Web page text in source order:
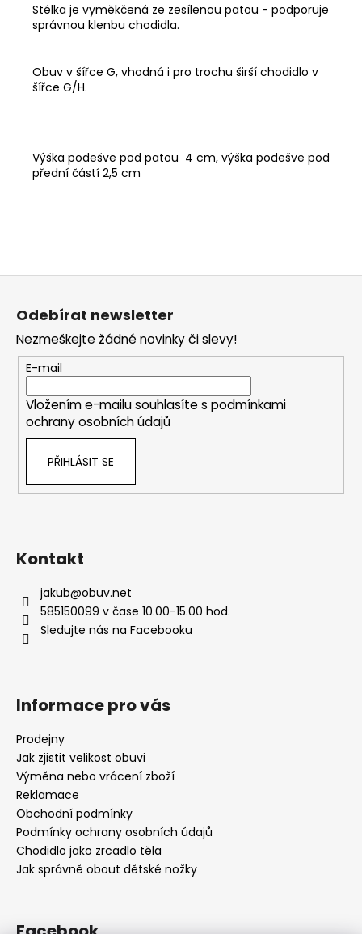
Stélka je vyměkčená ze zesílenou patou - podporuje
správnou klenbu chodidla.
Obuv v šířce G, vhodná i pro trochu širší chodidlo v
šířce G/H.
Výška podešve pod patou 4 cm, výška podešve pod
přední částí 2,5 cm
Z
Odebírat newsletter
Nezmeškejte žádné novinky či slevy!
E-mail
Vložením e-mailu souhlasíte s podmínkami
ochrany osobních údajů
PŘIHLÁSIT SE
Kontakt
jakub@obuv.net
585150099 v čase 10.00-15.00 hod.
Sledujte nás na Facebooku
Informace pro vás
Prodejny
Jak zjistit velikost obuvi
Výměna nebo vrácení zboží
Reklamace
Obchodní podmínky
Podmínky ochrany osobních údajů
Chodidlo jako zrcadlo těla
Jak správně obout dětské nožky